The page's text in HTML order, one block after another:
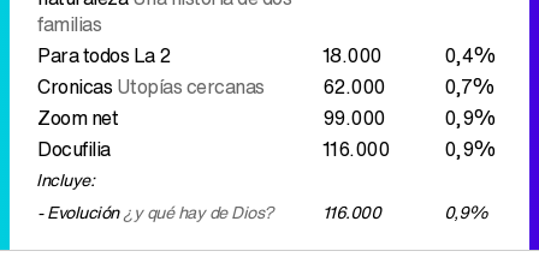
Incluye:
- Evolución¿y qué hay de Dios? 116.000 0,9%
Informativos
El 'Telediario 2' de La 1 no sólo no logró el
liderazgo este viernes, empató con las noticias
de Antena 3 en la segunda posición. El avance
previo no pasó del 8,5% de share. Ana Blanco